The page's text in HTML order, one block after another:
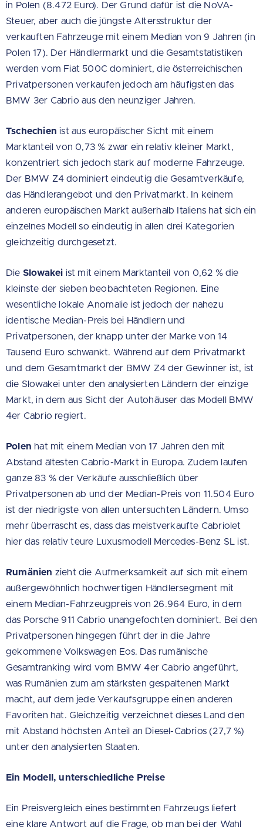
in Polen (8.472 Euro). Der Grund dafür ist die NoVA-
Steuer, aber auch die jüngste Altersstruktur der
verkauften Fahrzeuge mit einem Median von 9 Jahren (in
Polen 17). Der Händlermarkt und die Gesamtstatistiken
werden vom Fiat 500C dominiert, die österreichischen
Privatpersonen verkaufen jedoch am häufigsten das
BMW 3er Cabrio aus den neunziger Jahren.
Tschechien ist aus europäischer Sicht mit einem
Marktanteil von 0,73 % zwar ein relativ kleiner Markt,
konzentriert sich jedoch stark auf moderne Fahrzeuge.
Der BMW Z4 dominiert eindeutig die Gesamtverkäufe,
das Händlerangebot und den Privatmarkt. In keinem
anderen europäischen Markt außerhalb Italiens hat sich ein
einzelnes Modell so eindeutig in allen drei Kategorien
gleichzeitig durchgesetzt.
Die Slowakei ist mit einem Marktanteil von 0,62 % die
kleinste der sieben beobachteten Regionen. Eine
wesentliche lokale Anomalie ist jedoch der nahezu
identische Median-Preis bei Händlern und
Privatpersonen, der knapp unter der Marke von 14
Tausend Euro schwankt. Während auf dem Privatmarkt
und dem Gesamtmarkt der BMW Z4 der Gewinner ist, ist
die Slowakei unter den analysierten Ländern der einzige
Markt, in dem aus Sicht der Autohäuser das Modell BMW
4er Cabrio regiert.
Polen hat mit einem Median von 17 Jahren den mit
Abstand ältesten Cabrio-Markt in Europa. Zudem laufen
ganze 83 % der Verkäufe ausschließlich über
Privatpersonen ab und der Median-Preis von 11.504 Euro
ist der niedrigste von allen untersuchten Ländern. Umso
mehr überrascht es, dass das meistverkaufte Cabriolet
hier das relativ teure Luxusmodell Mercedes-Benz SL ist.
Rumänien zieht die Aufmerksamkeit auf sich mit einem
außergewöhnlich hochwertigen Händlersegment mit
einem Median-Fahrzeugpreis von 26.964 Euro, in dem
das Porsche 911 Cabrio unangefochten dominiert. Bei den
Privatpersonen hingegen führt der in die Jahre
gekommene Volkswagen Eos. Das rumänische
Gesamtranking wird vom BMW 4er Cabrio angeführt,
was Rumänien zum am stärksten gespaltenen Markt
macht, auf dem jede Verkaufsgruppe einen anderen
Favoriten hat. Gleichzeitig verzeichnet dieses Land den
mit Abstand höchsten Anteil an Diesel-Cabrios (27,7 %)
unter den analysierten Staaten.
Ein Modell, unterschiedliche Preise
Ein Preisvergleich eines bestimmten Fahrzeugs liefert
eine klare Antwort auf die Frage, ob man bei der Wahl